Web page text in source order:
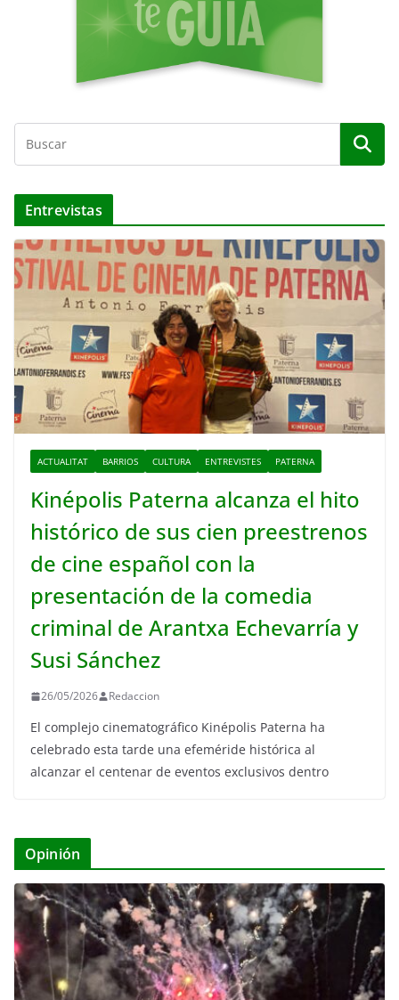
Entrevistas
ACTUALITAT BARRIOS CULTURA ENTREVISTES PATERNA
Kinépolis Paterna alcanza el hito
histórico de sus cien preestrenos
de cine español con la
presentación de la comedia
criminal de Arantxa Echevarría y
Susi Sánchez
26/05/2026 Redaccion
El complejo cinematográfico Kinépolis Paterna ha
celebrado esta tarde una efeméride histórica al
alcanzar el centenar de eventos exclusivos dentro
Opinión